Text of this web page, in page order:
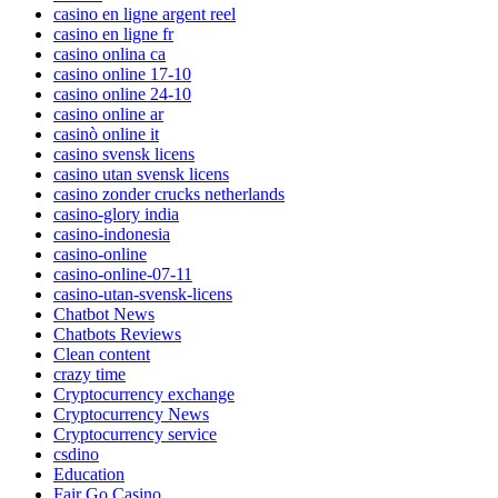
casino en ligne argent reel
casino en ligne fr
casino onlina ca
casino online 17-10
casino online 24-10
casino online ar
casinò online it
casino svensk licens
casino utan svensk licens
casino zonder crucks netherlands
casino-glory india
casino-indonesia
casino-online
casino-online-07-11
casino-utan-svensk-licens
Chatbot News
Chatbots Reviews
Clean content
crazy time
Cryptocurrency exchange
Cryptocurrency News
Cryptocurrency service
csdino
Education